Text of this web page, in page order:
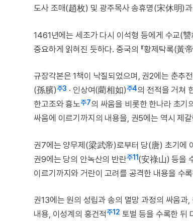
도사 조매(趙枚) 및 광주목사 송휴명(宋休明)
1461년에는 세조가 다시 이석형 등에게 수교(
중요하게 읽혀진 듯하다. 중국의 『황제탁록(黃
규장각본은 1책이 낙질되었으며, 권2에는 춘
(孫臏)주3 · 인상여(藺相如)주4의 전적을 거쳐
한고조와 흉노주7의 싸움을 비롯한 한나라 초
싸움에 이르기까지의 내용을, 권5에는 역시 제
권7에는 양무제(梁武帝)로부터 당(唐) 초기에
권9에는 당의 안녹산의 반란주11(安祿山) 등을
이르기까지와 거란이 고려를 공격한 내용을 수
권13에는 원의 성립과 송의 멸망 과정의 싸움
내용, 이성계의 홍건적주12 토벌 등을 수록한 뒤